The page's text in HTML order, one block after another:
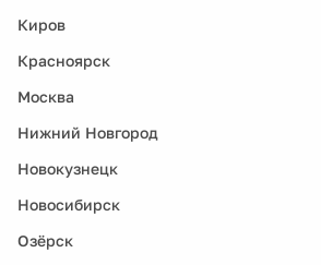
Киров
Красноярск
Москва
Нижний Новгород
Новокузнецк
Новосибирск
Озёрск